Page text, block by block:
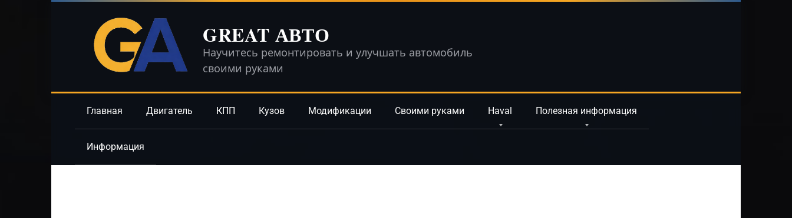
GREAT АВТО
Научитесь ремонтировать и улучшать автомобиль
своими руками
Главная Двигатель КПП Кузов Модификации Своими руками Haval Полезная информация
Информация